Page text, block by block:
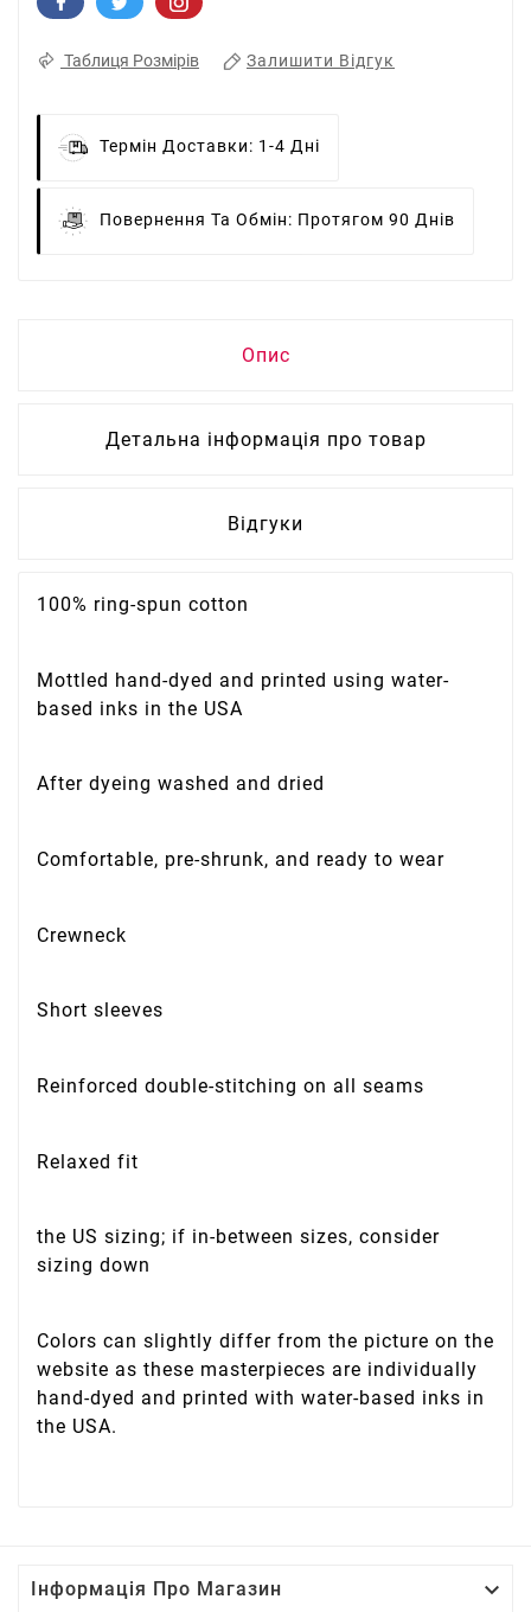
Таблиця Розмірів Залишити Відгук
Термін Доставки: 1-4 Дні
Повернення Та Обмін: Протягом 90 Днів
Опис
Детальна інформація про товар
Відгуки
100% ring-spun cotton
Mottled hand-dyed and printed using water-
based inks in the USA
After dyeing washed and dried
Comfortable, pre-shrunk, and ready to wear
Crewneck
Short sleeves
Reinforced double-stitching on all seams
Relaxed fit
the US sizing; if in-between sizes, consider
sizing down
Colors can slightly differ from the picture on the
website as these masterpieces are individually
hand-dyed and printed with water-based inks in
the USA.
Інформація Про Магазин 